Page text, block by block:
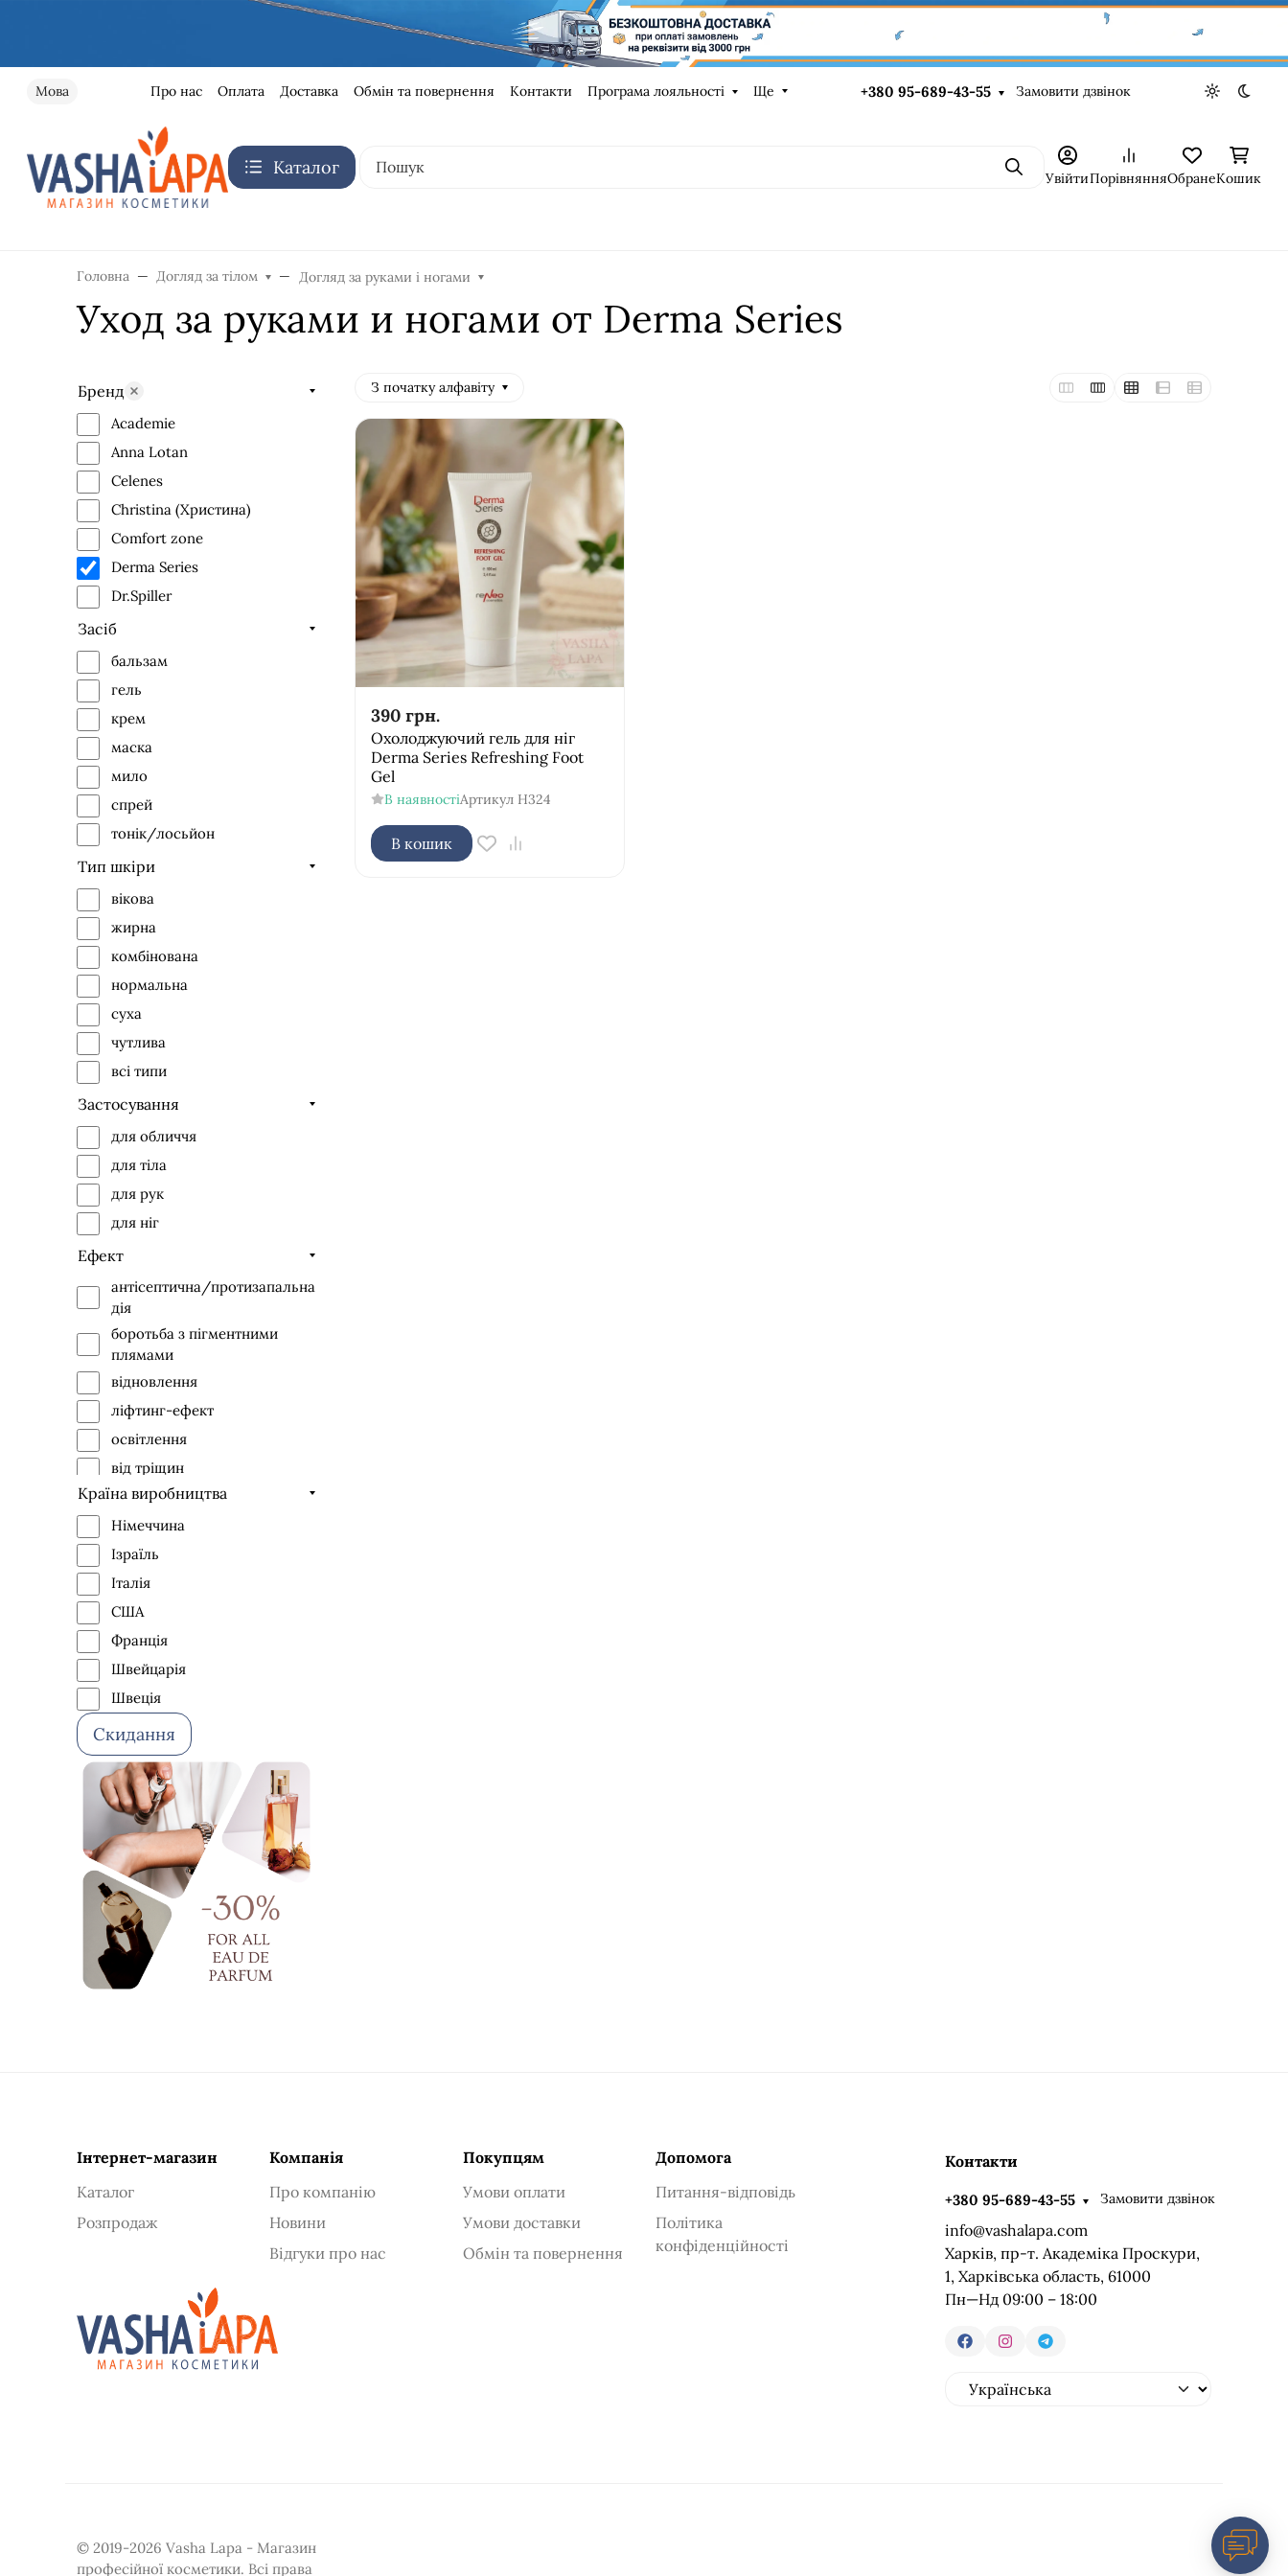
Мова Про нас Оплата Доставка Обмін та повернення Контакти Програма лояльності Ще +380 95-689-43-55 Замовити дзвінок Light theme
Dark
Каталог ПошукУвійтиПорівнянняОбранеКошик
Головна Догляд за тілом Догляд за руками і ногами
Уход за руками и ногами от Derma Series
Бренд
Academie
Anna Lotan
Celenes
Christina (Христина)
Comfort zone
Derma Series
Dr.Spiller
Ella Bache
GiGi
Image Skinkea
Institut Esthederm
Onmacabim
Valmont
Засіб
бальзам
гель
крем
маска
мило
спрей
тонік/лосьйон
Тип шкіри
вікова
жирна
комбінована
нормальна
суха
чутлива
всі типи
Застосування
для обличчя
для тіла
для рук
для ніг
Ефект
антісептична/протизапальна
дія
боротьба з пігментними
плямами
відновлення
ліфтинг-ефект
освітлення
від тріщин
очищення
живлення
проти набряклості
профілактика вікових змін
профілактика появи грибка
розслабляючий
пом'якшення
зволоження
заспокійливий ефект
зміцнення
ексфоліація
Країна виробництва
Німеччина
Ізраїль
Італія
США
Франція
Швейцарія
Швеція
Скидання
З початку алфавіту
390 грн.
Охолоджуючий гель для ніг
Derma Series Refreshing Foot
Gel
В наявностіАртикул H324
В кошик
Інтернет-магазин
Каталог
Розпродаж
Компанія
Про компанію
Новини
Відгуки про нас
Покупцям
Умови оплати
Умови доставки
Обмін та повернення
Допомога
Питання-відповідь
Політика
конфіденційності
Контакти
+380 95-689-43-55 Замовити дзвінок
info@vashalapa.com
Харків, пр-т. Академіка Проскури,
1, Харківська область, 61000
Пн—Нд 09:00 – 18:00
© 2019-2026 Vasha Lapa - Магазин
професійної косметики. Всі права